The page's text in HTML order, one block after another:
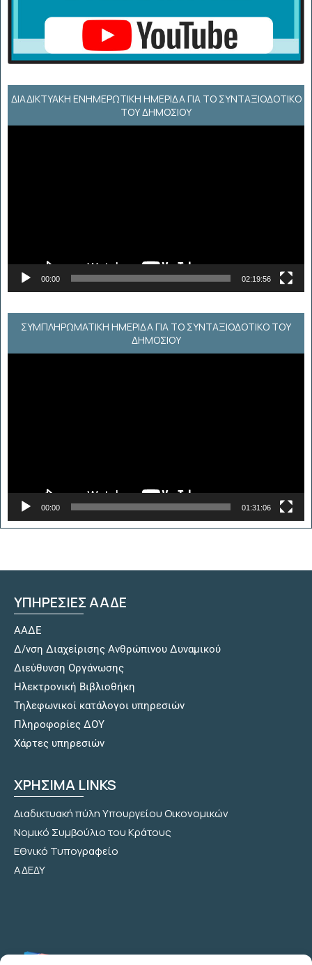
ΔΙΑΔΙΚΤΥΑΚΉ ΕΝΗΜΕΡΩΤΙΚΉ ΗΜΕΡΊΔΑ ΓΙΑ ΤΟ ΣΥΝΤΑΞΙΟΔΟΤΙΚΌ
ΤΟΥ ΔΗΜΟΣΊΟΥ
00:00 02:19:56
ΣΥΜΠΛΗΡΩΜΑΤΙΚΗ ΗΜΕΡΙΔΑ ΓΙΑ ΤΟ ΣΥΝΤΑΞΙΟΔΟΤΙΚΟ ΤΟΥ
ΔΗΜΟΣΙΟΥ
00:00 01:31:06
ΥΠΗΡΕΣΙΕΣ ΑΑΔΕ
ΑΑΔΕ
Δ/νση Διαχείρισης Ανθρώπινου Δυναμικού
Διεύθυνση Οργάνωσης
Hλεκτρονική Βιβλιοθήκη
Τηλεφωνικοί κατάλογοι υπηρεσιών
Πληροφορίες ΔΟΥ
Χάρτες υπηρεσιών
ΧΡΗΣΙΜΑ LINKS
Διαδικτυακή πύλη Υπουργείου Οικονομικών
Νομικό Συμβούλιο του Κράτους
Εθνικό Τυπογραφείο
ΑΔΕΔΥ